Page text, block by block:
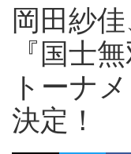
岡田紗
『国士
トーナ
決定！